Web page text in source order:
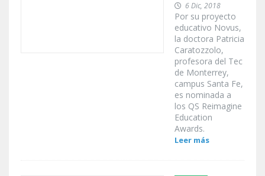
6 Dic, 2018
Por su proyecto
educativo Novus,
la doctora Patricia
Caratozzolo,
profesora del Tec
de Monterrey,
campus Santa Fe,
es nominada a
los QS Reimagine
Education
Awards.
Leer más